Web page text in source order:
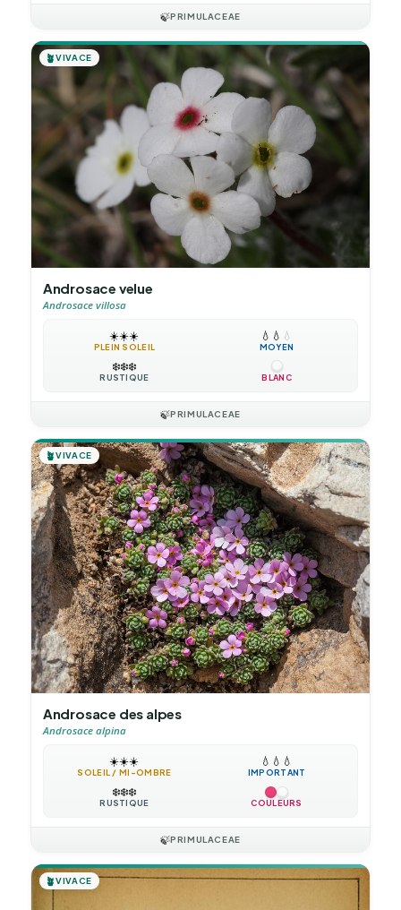
🍃PRIMULACEAE
🪴VIVACE
Androsace velue
Androsace villosa
☀️☀️☀️
PLEIN SOLEIL
💧 💧 💧
MOYEN
❄️❄️❄️
RUSTIQUE BLANC
🍃PRIMULACEAE
🪴VIVACE
Androsace des alpes
Androsace alpina
☀️☀️☀️
SOLEIL / MI-OMBRE
💧 💧 💧
IMPORTANT
❄️❄️❄️
RUSTIQUE COULEURS
🍃PRIMULACEAE
🪴VIVACE